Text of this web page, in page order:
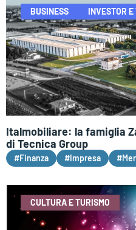
BUSINESS INVESTOR
Italmobiliare: la famiglia
di Tecnica Group
#Finanza #Impresa
CULTURA E TURISMO